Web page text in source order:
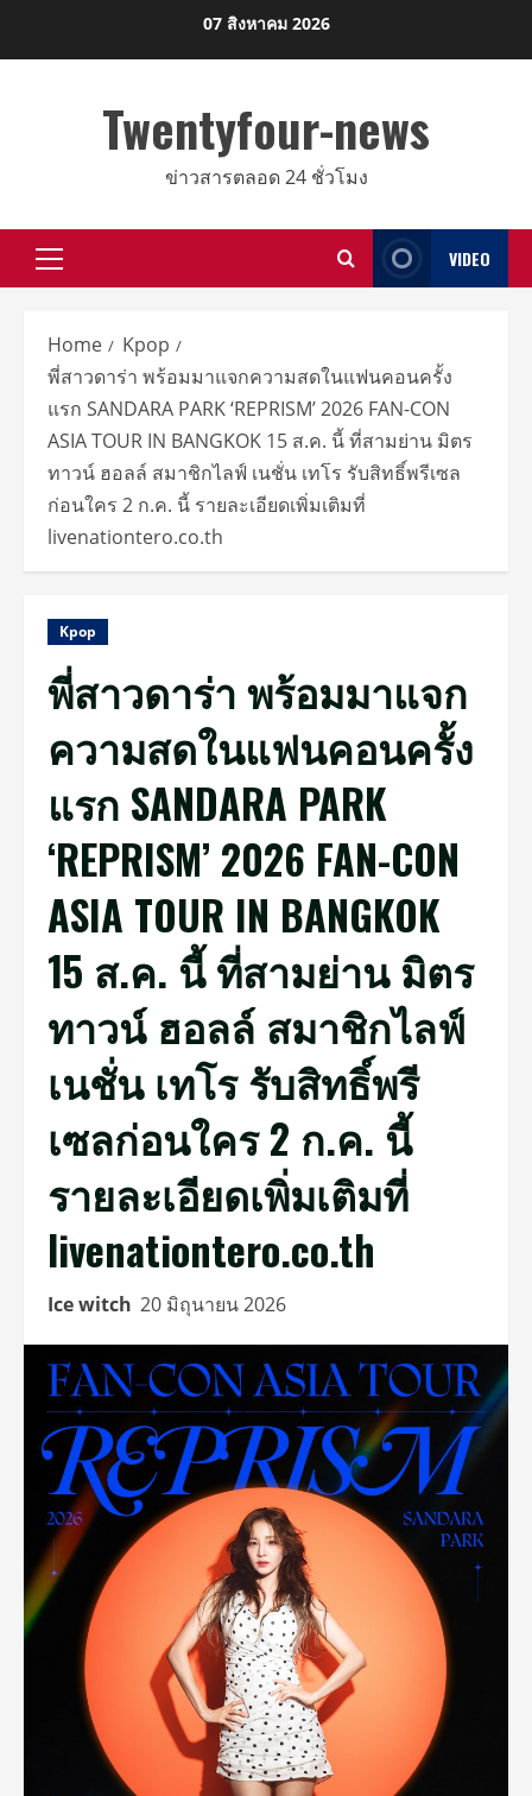
07 สิงหาคม 2026
Twentyfour-news
ข่าวสารตลอด 24 ชั่วโมง
Primary
VIDEO
Home
Kpop
พี่สาวดาร่า พร้อมมาแจกความสดในแฟนคอนครั้ง
แรก SANDARA PARK ‘REPRISM’ 2026 FAN-CON
ASIA TOUR IN BANGKOK 15 ส.ค. นี้ ที่สามย่าน มิตร
ทาวน์ ฮอลล์ สมาชิกไลฟ์ เนชั่น เทโร รับสิทธิ์พรีเซล
ก่อนใคร 2 ก.ค. นี้ รายละเอียดเพิ่มเติมที่
livenationtero.co.th
Kpop
พี่สาวดาร่า พร้อมมาแจก
ความสดในแฟนคอนครั้ง
แรก SANDARA PARK
‘REPRISM’ 2026 FAN-CON
ASIA TOUR IN BANGKOK
15 ส.ค. นี้ ที่สามย่าน มิตร
ทาวน์ ฮอลล์ สมาชิกไลฟ์
เนชั่น เทโร รับสิทธิ์พรี
เซลก่อนใคร 2 ก.ค. นี้
รายละเอียดเพิ่มเติมที่
livenationtero.co.th
Ice witch 20 มิถุนายน 2026